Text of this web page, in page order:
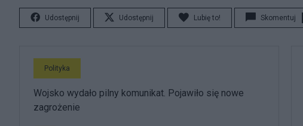
Udostępnij Udostępnij Lubię to! Skomentuj
Polityka
Wojsko wydało pilny komunikat. Pojawiło się nowe
zagrożenie